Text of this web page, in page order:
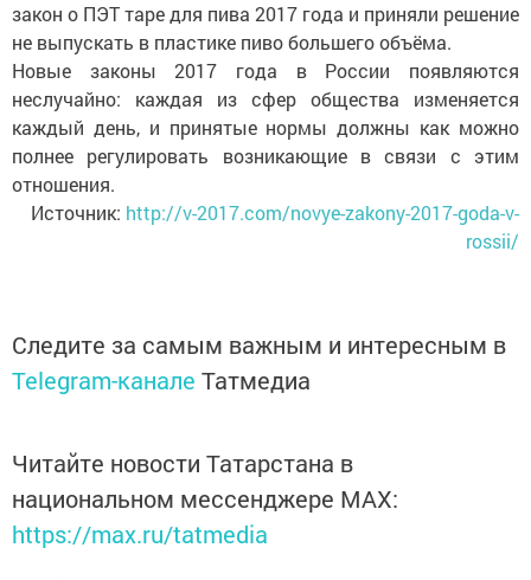
закон о ПЭТ таре для пива 2017 года и приняли решение
не выпускать в пластике пиво большего объёма.
Новые законы 2017 года в России появляются
неслучайно: каждая из сфер общества изменяется
каждый день, и принятые нормы должны как можно
полнее регулировать возникающие в связи с этим
отношения.
Источник: http://v-2017.com/novye-zakony-2017-goda-v-
rossii/
Следите за самым важным и интересным в
Telegram-канале Татмедиа
Читайте новости Татарстана в
национальном мессенджере MАХ:
https://max.ru/tatmedia